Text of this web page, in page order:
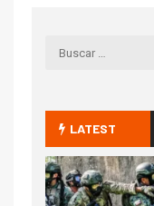
LATEST